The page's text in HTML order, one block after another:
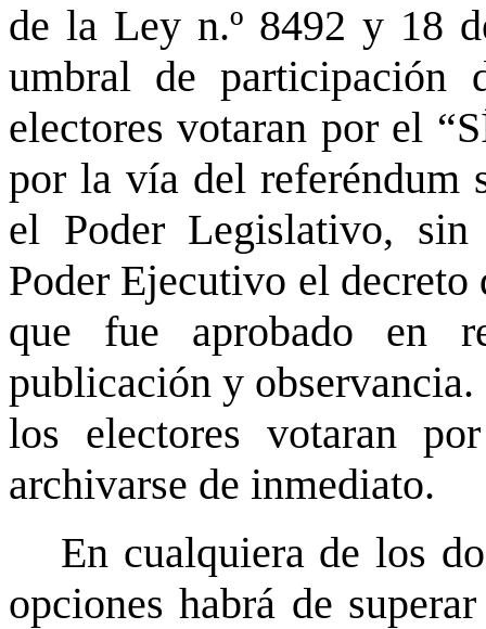
de la Ley n.º 8492 y 18
umbral de
electores votaran por el
por la vía del referéndum
el Poder Legislativo,
Poder Ejecutivo el decreto
que fue aprobado en
publicación y
los electores votaran
archivarse de inmediato.
En cualquiera de los
opciones habrá de